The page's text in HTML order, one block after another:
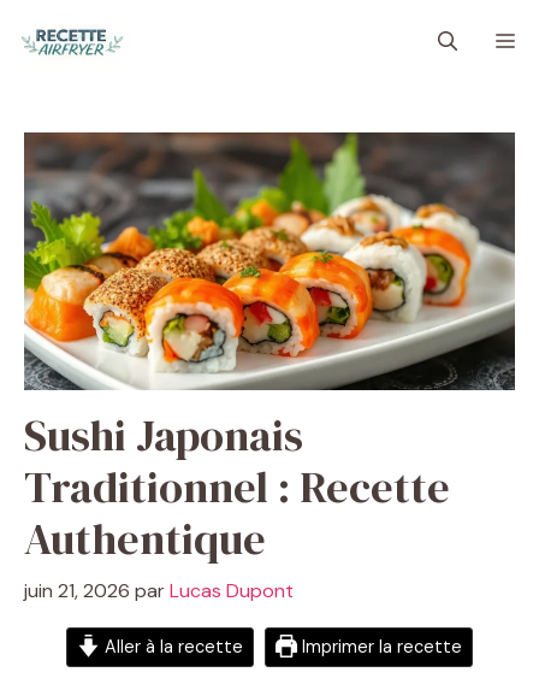
Sushi Japonais
Traditionnel : Recette
Authentique
juin 21, 2026 parLucas Dupont
Aller à la recette Imprimer la recette